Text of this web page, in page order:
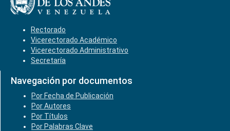
Rectorado
Vicerectorado Académico
Vicerectorado Administrativo
Secretaría
Navegación por documentos
Por Fecha de Publicación
Por Autores
Por Títulos
Por Palabras Clave